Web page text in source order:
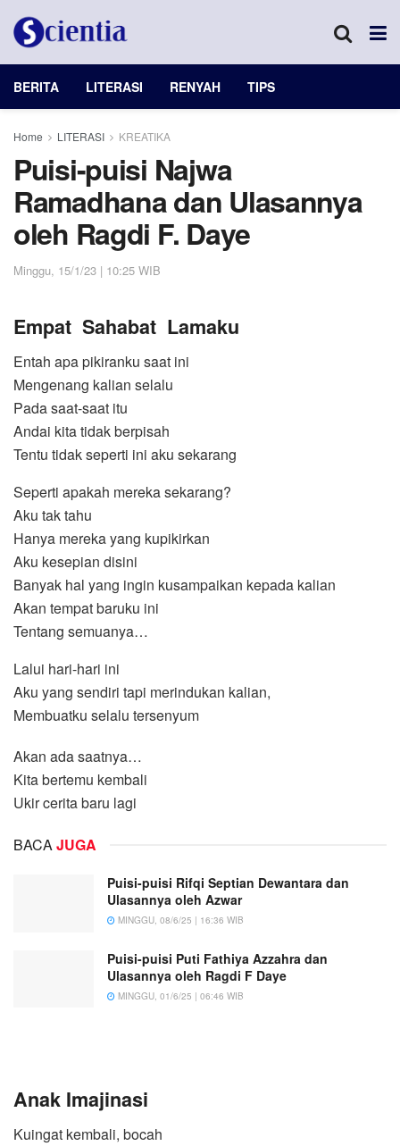
BERITA LITERASI RENYAH TIPS
Home LITERASI KREATIKA
Puisi-puisi Najwa
Ramadhana dan Ulasannya
oleh Ragdi F. Daye
Minggu, 15/1/23 | 10:25 WIB
Empat Sahabat Lamaku
Entah apa pikiranku saat ini
Mengenang kalian selalu
Pada saat-saat itu
Andai kita tidak berpisah
Tentu tidak seperti ini aku sekarang
Seperti apakah mereka sekarang?
Aku tak tahu
Hanya mereka yang kupikirkan
Aku kesepian disini
Banyak hal yang ingin kusampaikan kepada kalian
Akan tempat baruku ini
Tentang semuanya…
Lalui hari-hari ini
Aku yang sendiri tapi merindukan kalian,
Membuatku selalu tersenyum
Akan ada saatnya…
Kita bertemu kembali
Ukir cerita baru lagi
BACAJUGA
Puisi-puisi Rifqi Septian Dewantara dan
Ulasannya oleh Azwar
MINGGU, 08/6/25 | 16:36 WIB
Puisi-puisi Puti Fathiya Azzahra dan
Ulasannya oleh Ragdi F Daye
MINGGU, 01/6/25 | 06:46 WIB
Anak Imajinasi
Kuingat kembali, bocah